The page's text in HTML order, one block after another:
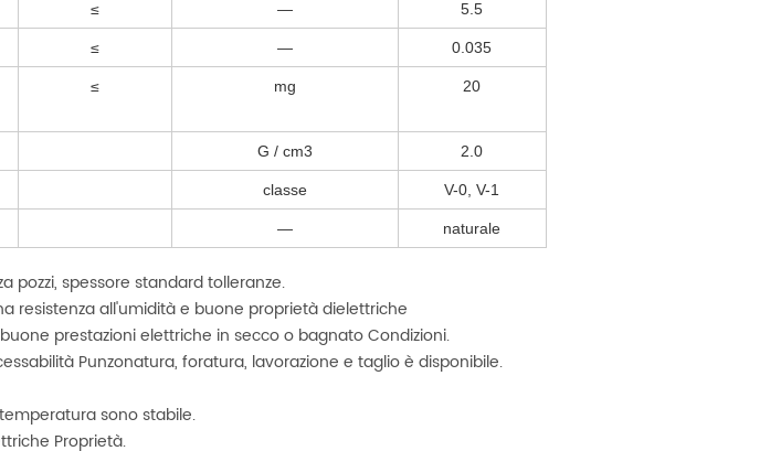
≤ — 5.5
≤ — 0.035
≤ mg 20
G / cm3 2.0
classe V-0, V-1
— naturale
pozzi, spessore standard tolleranze.
resistenza all'umidità e buone proprietà dielettriche
prestazioni elettriche in secco o bagnato Condizioni.
Punzonatura, foratura, lavorazione e taglio è disponibile.
sono stabile.
Proprietà.